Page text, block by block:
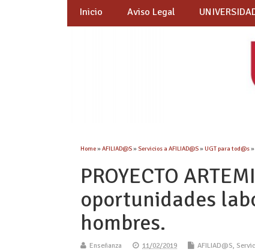
Inicio Aviso Legal
Home»AFILIAD@S»Servicios a AFILIAD@S»UGT para tod@s
PROYECTO
oportunidades
hombres.
Enseñanza 11/02/2019 AFILIAD@S,